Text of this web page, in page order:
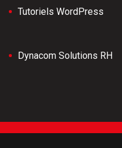
Tutoriels WordPress
Dynacom Solutions RH